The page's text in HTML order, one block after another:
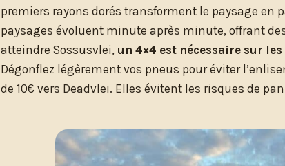
premiers rayons dorés transforment le paysage en
paysages évoluent minute après minute, offrant
atteindre Sossusvlei, un 4×4 est nécessaire sur
Dégonflez légèrement vos pneus pour éviter
de 10€ vers Deadvlei. Elles évitent les risques de